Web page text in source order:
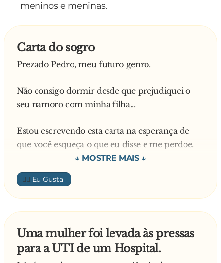
meninos e meninas.
Carta do sogro
Prezado Pedro, meu futuro genro.
Não consigo dormir desde que prejudiquei o
seu namoro com minha filha...
Estou escrevendo esta carta na esperança de
que você esqueça o que eu disse e me perdoe.
Quando o vi pela primeira vez, fiquei surpreso
com suas tatuagens e piercings, mas hoje vejo
que isso não é assim tão importante.
velocidade e sem capacete não é assim tão
perigoso, desde que seja tomado cuidado com
👍🏼
Uma mulher foi levada às pressas
para a UTI de um Hospital.